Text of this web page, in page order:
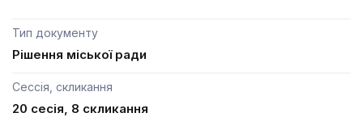
Тип документу
Рішення міської ради
Сессія, скликання
20 сесія, 8 скликання